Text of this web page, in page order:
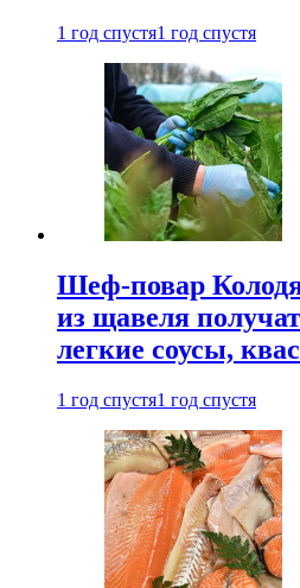
1 год спустя1 год спустя
Шеф-повар
из щавеля
легкие соусы,
1 год спустя1 год спустя